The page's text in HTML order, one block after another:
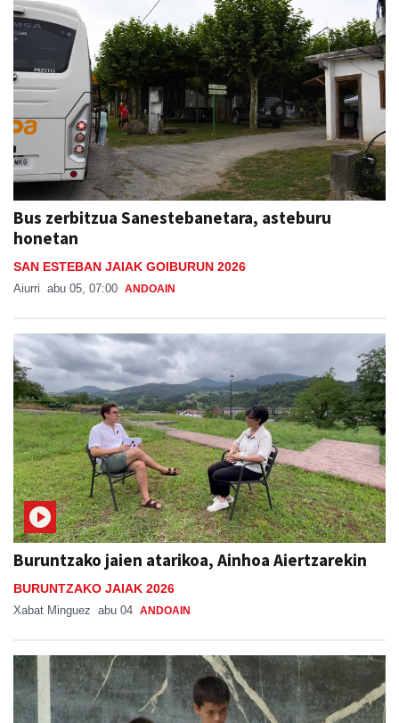
Bus zerbitzua Sanestebanetara, asteburu
honetan
SAN ESTEBAN JAIAK GOIBURUN 2026
Aiurri abu 05, 07:00 ANDOAIN
Buruntzako jaien atarikoa, Ainhoa Aiertzarekin
BURUNTZAKO JAIAK 2026
Xabat Minguez abu 04 ANDOAIN